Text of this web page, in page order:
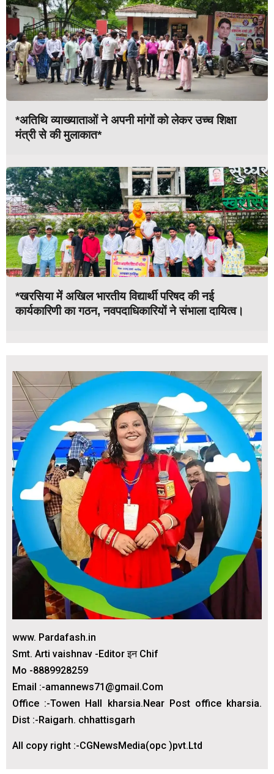
*अतिथि व्याख्याताओं ने अपनी मांगों को लेकर उच्च शिक्षा
मंत्री से की मुलाकात*
*खरसिया में अखिल भारतीय विद्यार्थी परिषद की नई
कार्यकारिणी का गठन, नवपदाधिकारियों ने संभाला दायित्व।
www. Pardafash.in
Smt. Arti vaishnav -Editor इन Chif
Mo -8889928259
Email :-amannews71@gmail.Com
Office :-Towen Hall kharsia.Near Post office kharsia.
Dist :-Raigarh. chhattisgarh
All copy right :-CGNewsMedia(opc )pvt.Ltd